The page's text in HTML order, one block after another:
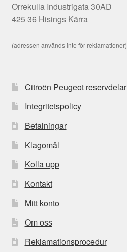
Orrekulla Industrigata 30AD
425 36 Hisings Kärra
(adressen används inte för reklamationer)
Citroën Peugeot reservdelar
Integritetspolicy
Betalningar
Klagomål
Kolla upp
Kontakt
Mitt konto
Om oss
Reklamationsprocedur